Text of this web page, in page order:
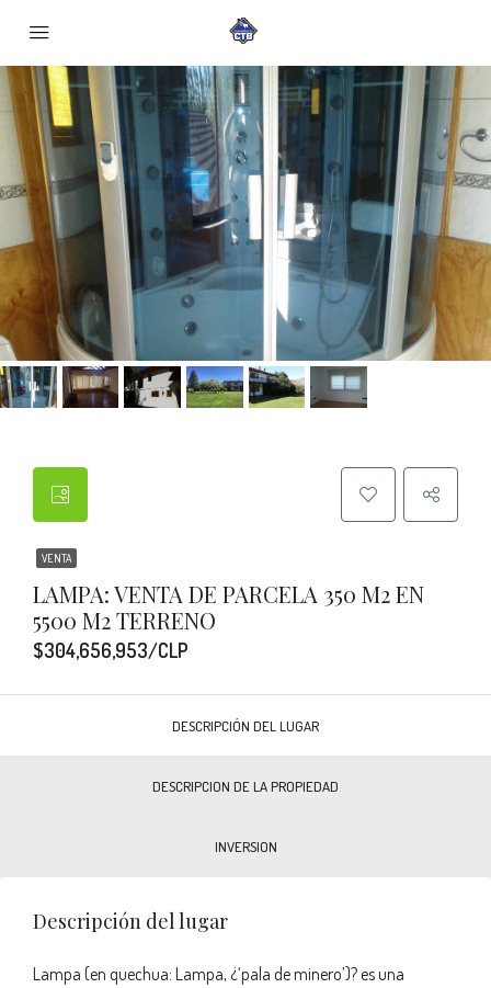
VENTA
LAMPA: VENTA DE PARCELA 350 M2 EN
5500 M2 TERRENO
$304,656,953/CLP
DESCRIPCIÓN DEL LUGAR
DESCRIPCION DE LA PROPIEDAD
INVERSION
Descripción del lugar
Lampa (en quechua: Lampa, ¿‘pala de minero’)? es una